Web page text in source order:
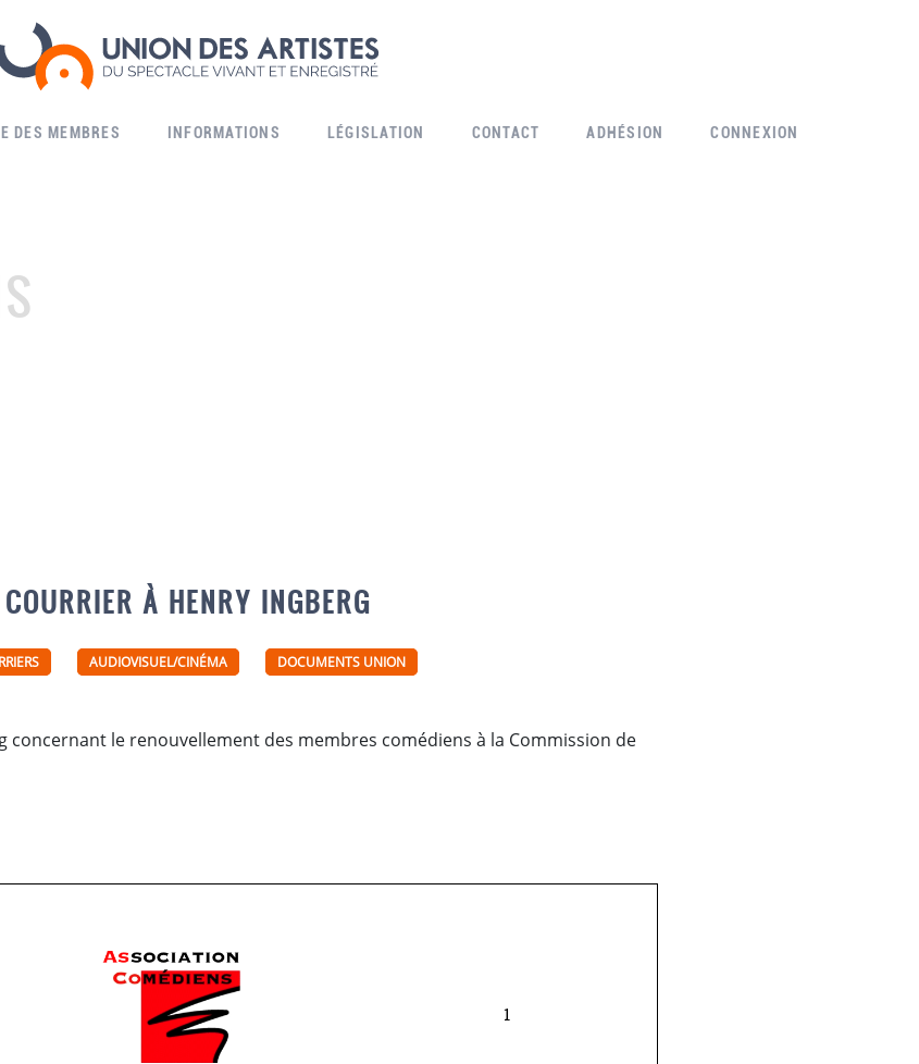
DES MEMBRES INFORMATIONS LÉGISLATION CONTACT ADHÉSION CONNEXION
COURRIER À HENRY INGBERG
AUDIOVISUEL/CINÉMA DOCUMENTS UNION
concernant le renouvellement des membres comédiens à la Commission de
1